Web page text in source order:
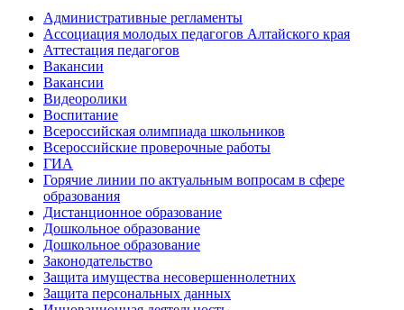
Административные регламенты
Ассоциация молодых педагогов Алтайского края
Аттестация педагогов
Вакансии
Вакансии
Видеоролики
Воспитание
Всероссийская олимпиада школьников
Всероссийские проверочные работы
ГИА
Горячие линии по актуальным вопросам в сфере
образования
Дистанционное образование
Дошкольное образование
Дошкольное образование
Законодательство
Защита имущества несовершеннолетних
Защита персональных данных